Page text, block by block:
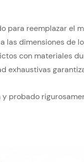
para reemplazar el
las dimensiones de
con materiales
exhaustivas
probado